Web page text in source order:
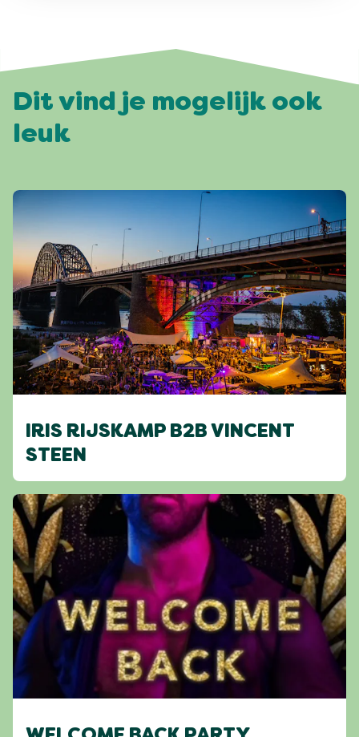
Dit vind je mogelijk ook
leuk
IRIS RIJSKAMP B2B VINCENT
STEEN